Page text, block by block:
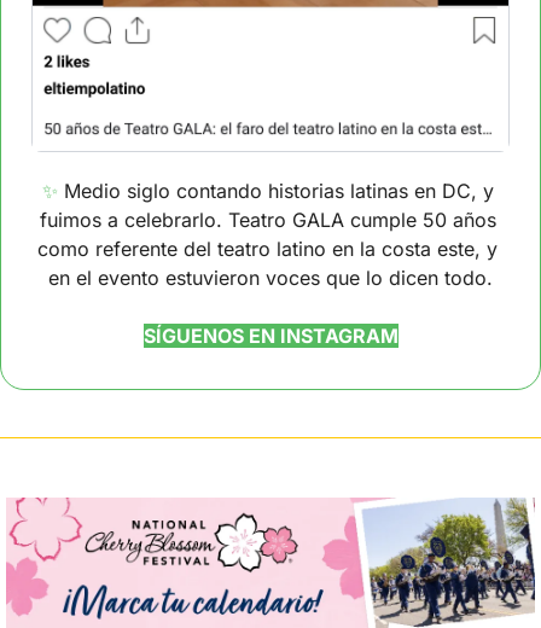
✨ Medio siglo contando historias latinas en DC, y
fuimos a celebrarlo. Teatro GALA cumple 50 años
como referente del teatro latino en la costa este, y
en el evento estuvieron voces que lo dicen todo.
SÍGUENOS EN INSTAGRAM